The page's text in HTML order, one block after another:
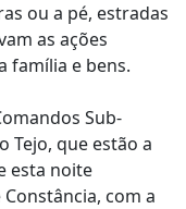
ou a pé, estradas
as ações
família e bens.
Sub-
Tejo, que estão a
esta noite
com a